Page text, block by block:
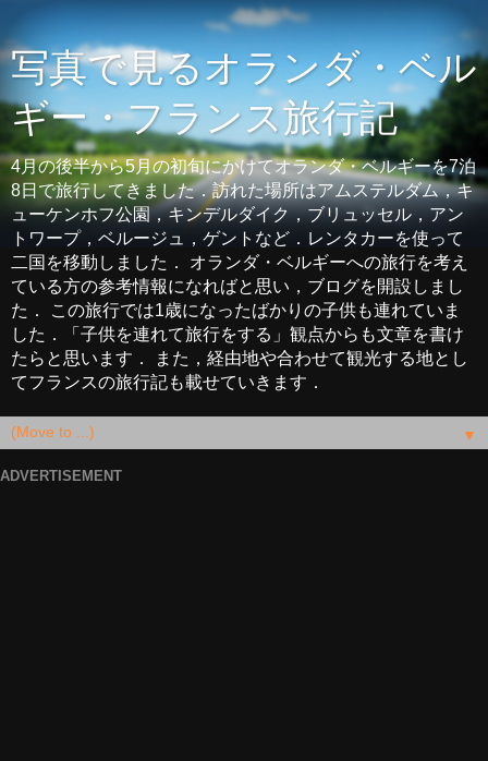
写真で見るオランダ・ベル
ギー・フランス旅行記
4月の後半から5月の初旬にかけてオランダ・ベルギーを7泊
8日で旅行してきました．訪れた場所はアムステルダム，キ
ューケンホフ公園，キンデルダイク，ブリュッセル，アン
トワープ，ベルージュ，ゲントなど．レンタカーを使って
二国を移動しました． オランダ・ベルギーへの旅行を考え
ている方の参考情報になればと思い，ブログを開設しまし
た． この旅行では1歳になったばかりの子供も連れていま
した．「子供を連れて旅行をする」観点からも文章を書け
たらと思います． また，経由地や合わせて観光する地とし
てフランスの旅行記も載せていきます．
▼
ADVERTISEMENT